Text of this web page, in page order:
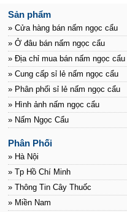
Sản phẩm
» Cửa hàng bán nấm ngọc cẩu
» Ở đâu bán nấm ngọc cẩu
» Địa chỉ mua bán nấm ngọc cẩu
» Cung cấp sỉ lẻ nấm ngọc cẩu
» Phân phối sỉ lẻ nấm ngọc cẩu
» Hình ảnh nấm ngọc cẩu
» Nấm Ngọc Cẩu
Phân Phối
» Hà Nội
» Tp Hồ Chí Minh
» Thông Tin Cây Thuốc
» Miền Nam